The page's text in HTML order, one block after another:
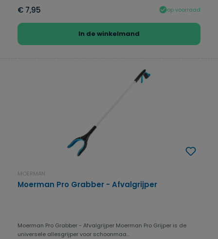
€ 7,95 op voorraad
In de winkelmand
MOERMAN
Moerman Pro Grabber - Afvalgrijper
Moerman Pro Grabber - Afvalgrijper Moerman Pro Grijper is de
universele allesgrijper voor schoonmaa...